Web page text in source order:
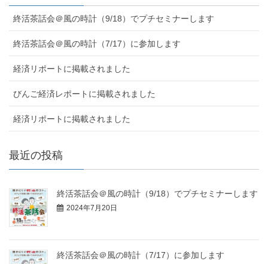
終活茶話会＠風の時計（9/18）でプチセミナーします
終活茶話会＠風の時計（7/17）に参加します
経済リポートに掲載されました
びんご経済レポートに掲載されました
経済リポートに掲載されました
最近の投稿
終活茶話会＠風の時計（9/18）でプチセミナーします
2024年7月20日
終活茶話会＠風の時計（7/17）に参加します